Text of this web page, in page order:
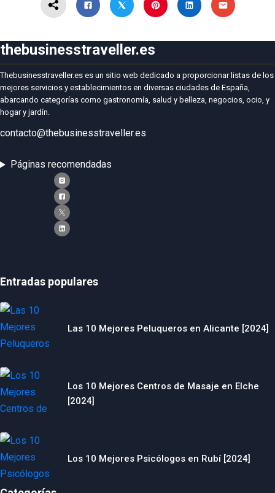
thebusinesstraveller.es
Thebusinesstraveller.es es un sitio web dedicado a proporcionar listas de los
mejores servicios y establecimientos en diversas ciudades de España,
abarcando categorías como gastronomía, salud y belleza, negocios, ocio, y
hogar y jardín.
contacto@thebusinesstraveller.es
Páginas recomendadas
Entradas populares
Las 10 Mejores Peluqueros en Alicante [2024]
Los 10 Mejores Centros de Masaje en Elche
[2024]
Los 10 Mejores Psicólogos en Rubí [2024]